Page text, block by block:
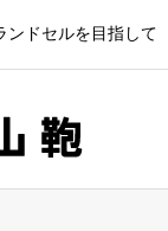
ンドセルを目指して